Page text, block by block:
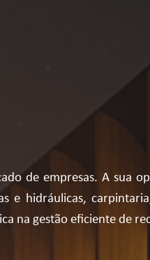
de empresas. A sua
e hidráulicas,
na gestão eficiente de